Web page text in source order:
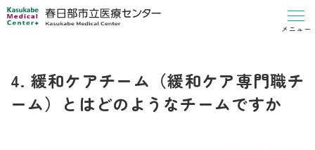
メニュー
4. 緩和ケアチーム（緩和ケア専門職チ
ーム）とはどのようなチームですか